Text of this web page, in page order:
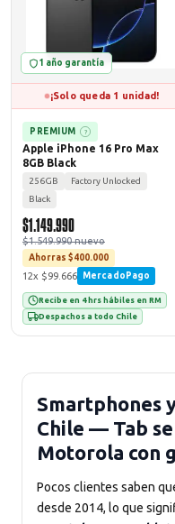
1 año garantía
¡Solo queda 1 unidad!
PREMIUM ?
Apple iPhone 16 Pro Max
8GB Black
256GB
Factory Unlocked
Black
$1.149.990
$1.549.990 nuevo
Ahorras $400.000
12x $99.666 MercadoPago
Recibe en 4 hrs hábiles en RM
Despachos a todo Chile
Smartphones
Chile — Tab
Motorola con
Pocos clientes saben
desde 2014, lo que